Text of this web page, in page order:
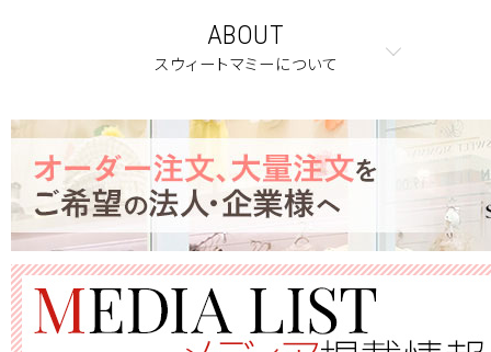
ABOUT
スウィートマミーについて